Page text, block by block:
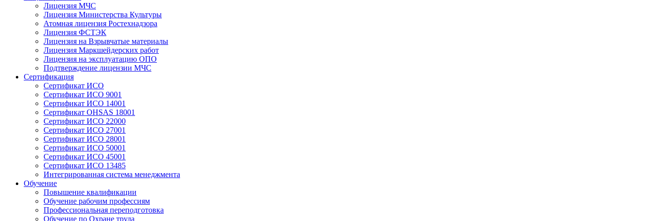
Лицензия МЧС
Лицензия Министерства Культуры
Атомная лицензия Ростехнадзора
Лицензия ФСТЭК
Лицензия на Взрывчатые материалы
Лицензия Маркшейдерских работ
Лицензия на эксплуатацию ОПО
Подтверждение лицензии МЧС
Сертификация
Сертификат ИСО
Сертификат ИСО 9001
Сертификат ИСО 14001
Сертификат OHSAS 18001
Сертификат ИСО 22000
Сертификат ИСО 27001
Сертификат ИСО 28001
Сертификат ИСО 50001
Сертификат ИСО 45001
Сертификат ИСО 13485
Интегрированная система менеджмента
Обучение
Повышение квалификации
Обучение рабочим профессиям
Профессиональная переподготовка
Обучение по Охране труда